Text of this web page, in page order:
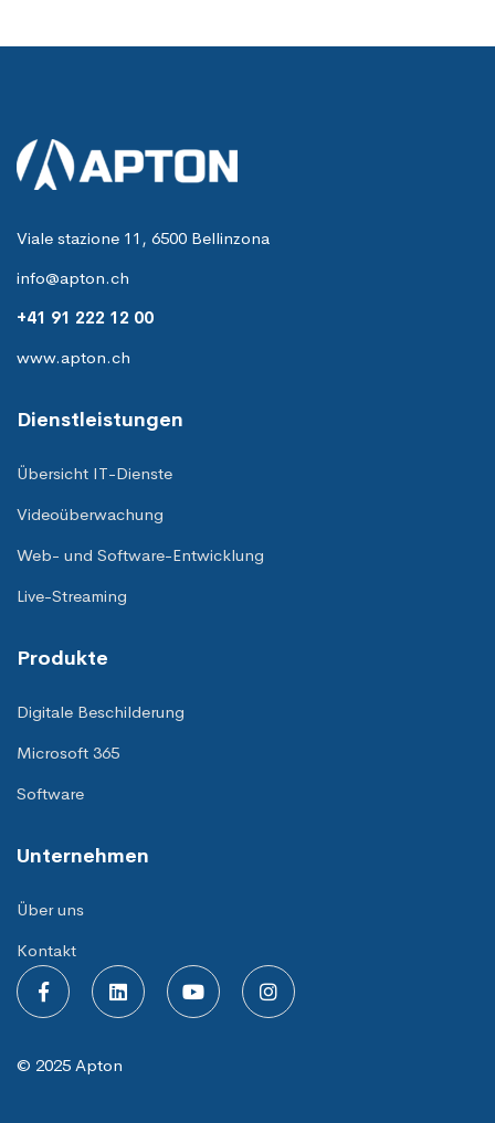
Viale stazione 11, 6500 Bellinzona
info@apton.ch
+41 91 222 12 00
www.apton.ch
Dienstleistungen
Übersicht IT-Dienste
Videoüberwachung
Web- und Software-Entwicklung
Live-Streaming
Produkte
Digitale Beschilderung
Microsoft 365
Software
Unternehmen
Über uns
Kontakt
© 2025 Apton